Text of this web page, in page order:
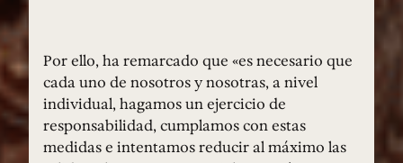
Por ello, ha remarcado que «es necesario que
cada uno de nosotros y nosotras, a nivel
individual, hagamos un ejercicio de
responsabilidad, cumplamos con estas
medidas e intentamos reducir al máximo las